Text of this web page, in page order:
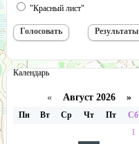
"Красный лист"
Календарь
« Август 2026 »
Пн Вт Ср Чт Пт Сб
1